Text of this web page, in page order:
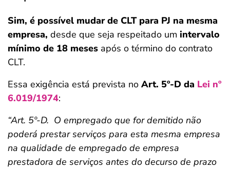
Sim, é possível mudar de CLT para PJ na mesma
empresa, desde que seja respeitado um intervalo
mínimo de 18 meses após o término do contrato
CLT.
Essa exigência está prevista no Art. 5º-D da Lei nº
6.019/1974:
“Art. 5º-D. O empregado que for demitido não
poderá prestar serviços para esta mesma empresa
na qualidade de empregado de empresa
prestadora de serviços antes do decurso de prazo